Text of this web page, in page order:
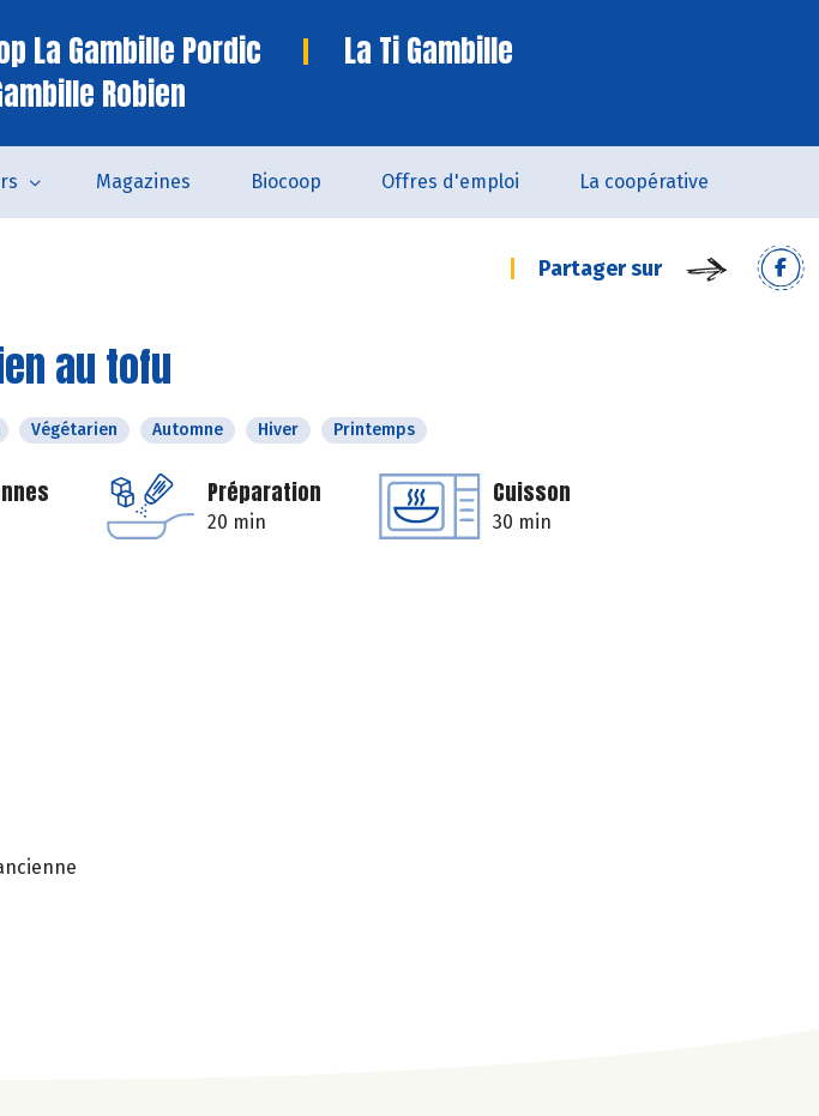
La Gambille Pordic
La Ti Gambille
Robien
Magazines Biocoop Offres d'emploi La coopérative
Partager sur
au tofu
Végétarien Automne Hiver Printemps
Préparation
20 min
Cuisson
30 min